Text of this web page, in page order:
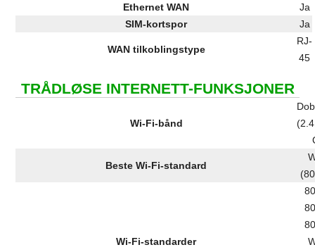
Ethernet WAN
Ja
SIM-kortspor
Ja
WAN tilkoblingstype
RJ-
45
TRÅDLØSE INTERNETT-FUNKSJONER
Wi-Fi-bånd
Beste Wi-Fi-standard
Wi-Fi-standarder